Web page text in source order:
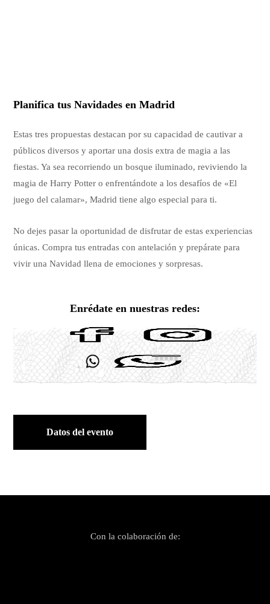
Planifica tus Navidades en Madrid
Estas tres propuestas destacan por su capacidad de cautivar a
públicos diversos y aportar una dosis extra de magia a las
fiestas. Ya sea recorriendo un bosque iluminado, reviviendo la
magia de Harry Potter o enfrentándote a los desafíos de «El
juego del calamar», Madrid tiene algo especial para ti.
No dejes pasar la oportunidad de disfrutar de estas experiencias
únicas. Compra tus entradas con antelación y prepárate para
vivir una Navidad llena de emociones y sorpresas.
Enrédate en nuestras redes:
Datos del evento
Con la colaboración de: